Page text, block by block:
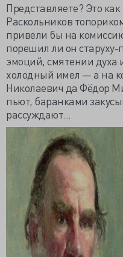
Представляете? Это
Раскольников
привели бы на
порешил ли он
эмоций, смятении духа
холодный имел — а на
Николаевич да Фёдор
пьют, баранками
рассуждают...